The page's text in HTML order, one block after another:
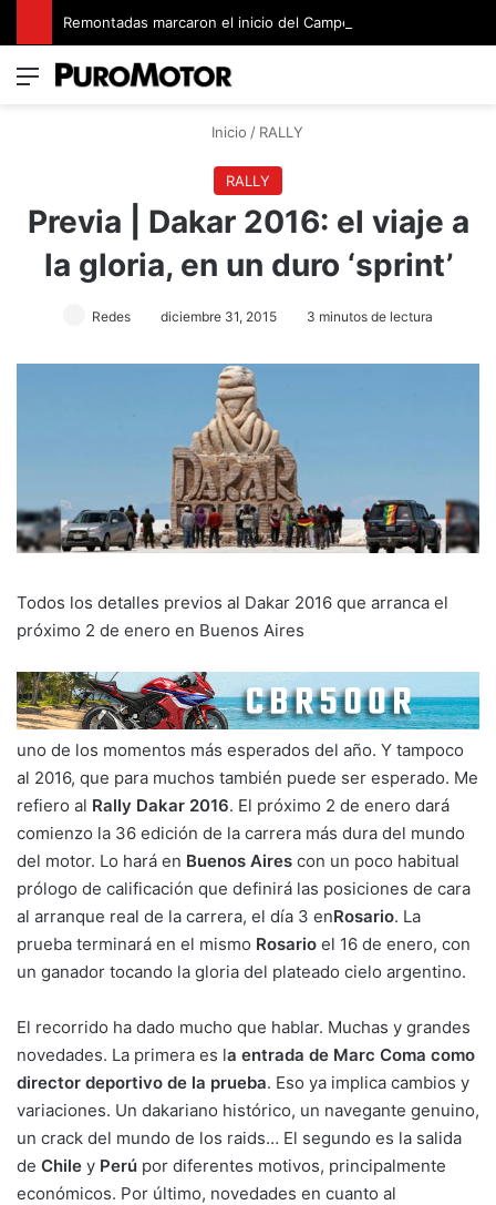
Menú
Inicio / RALLY
RALLY
Previa | Dakar 2016: el viaje a
la gloria, en un duro ‘sprint’
Redes diciembre 31, 2015 3 minutos de lectura
Todos los detalles previos al Dakar 2016 que arranca el
próximo 2 de enero en Buenos Aires
uno de los momentos más esperados del año. Y tampoco
al 2016, que para muchos también puede ser esperado. Me
refiero al Rally Dakar 2016. El próximo 2 de enero dará
comienzo la 36 edición de la carrera más dura del mundo
del motor. Lo hará en Buenos Aires con un poco habitual
prólogo de calificación que definirá las posiciones de cara
al arranque real de la carrera, el día 3 enRosario. La
prueba terminará en el mismo Rosario el 16 de enero, con
un ganador tocando la gloria del plateado cielo argentino.
El recorrido ha dado mucho que hablar. Muchas y grandes
novedades. La primera es la entrada de Marc Coma como
director deportivo de la prueba. Eso ya implica cambios y
variaciones. Un dakariano histórico, un navegante genuino,
un crack del mundo de los raids… El segundo es la salida
de Chile y Perú por diferentes motivos, principalmente
económicos. Por último, novedades en cuanto al